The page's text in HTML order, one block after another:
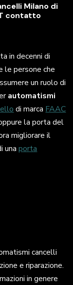
Milano di
contatto
in decenni di
le persone che
un ruolo di
automatismi
di marca FAAC
la porta del
migliorare il
unaporta
cancelli
e riparazione.
in genere